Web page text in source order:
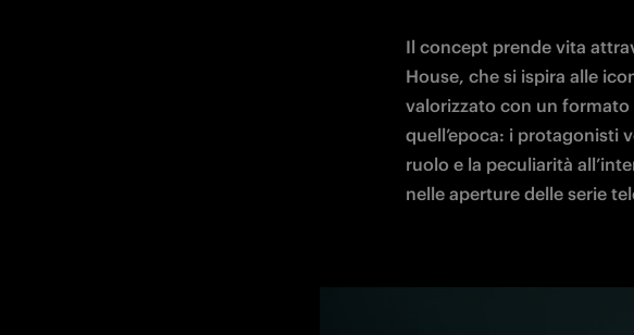
Il concept prende vita
House, che si ispira alle
valorizzato con un
quell’epoca: i protagonisti
ruolo e la peculiarità
nelle aperture delle serie